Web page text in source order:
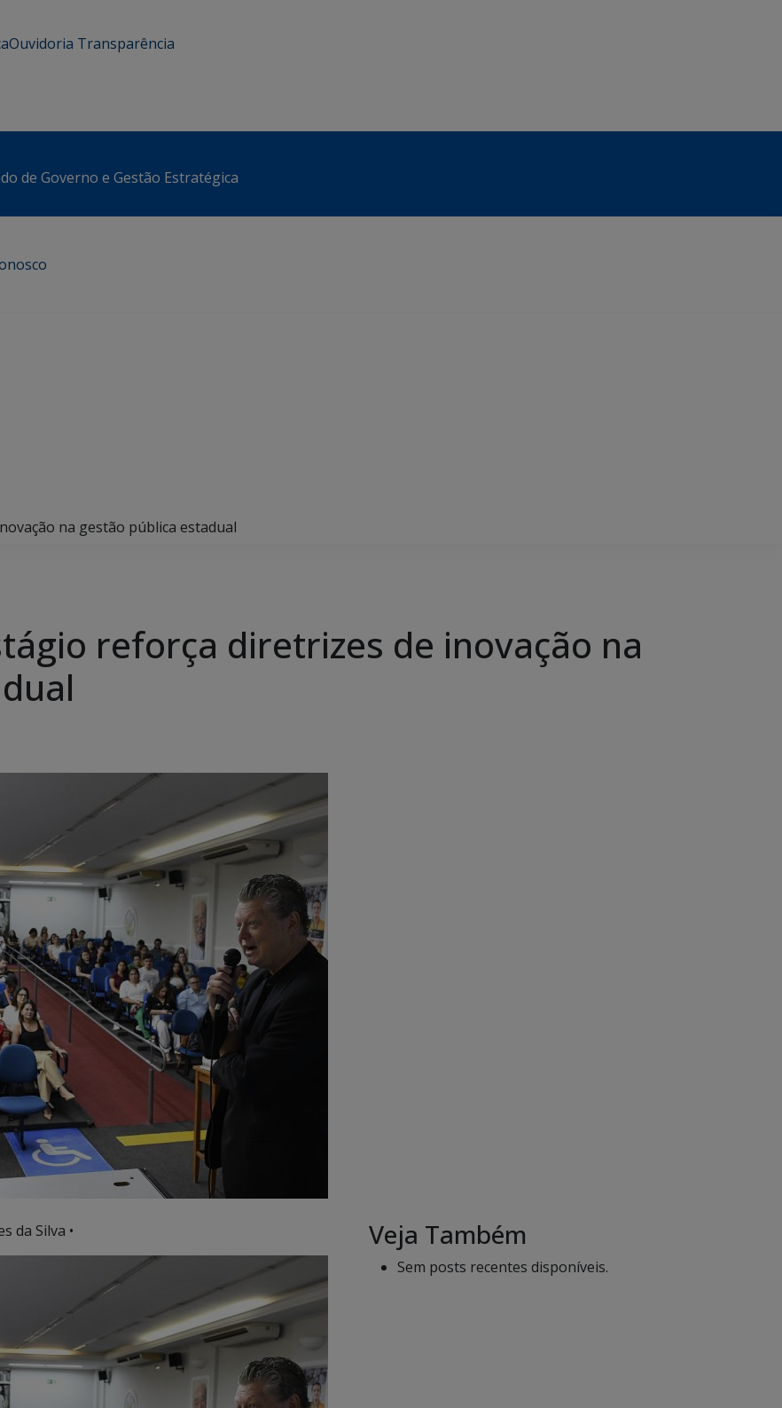
Ouvidoria Transparência
de Governo e Gestão Estratégica
na gestão pública estadual
reforça diretrizes de inovação na
da Silva • Veja Também
Sem posts recentes disponíveis.